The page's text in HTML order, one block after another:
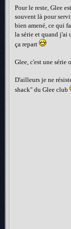
Pour le reste, Glee
souvent là pour
bien amené, ce qui
la série et quand j'ai
ça repart
Glee, c'est une série
D'ailleurs je ne
shack" du Glee club